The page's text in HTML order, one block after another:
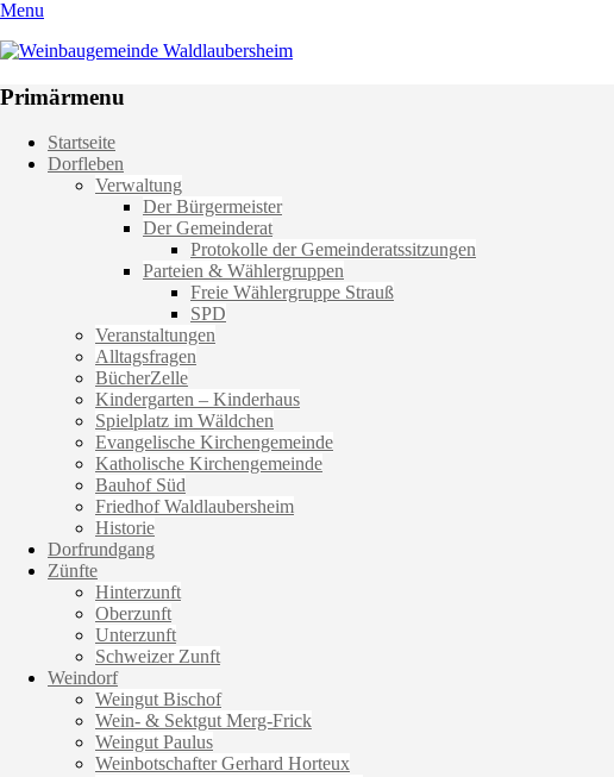
Menu
Weinbaugemeinde Waldlaubersheim
Primärmenu
Weiter
zum
Startseite
Dorfleben
Verwaltung
Der Bürgermeister
Der Gemeinderat
Protokolle der Gemeinderatssitzungen
Parteien & Wählergruppen
Freie Wählergruppe Strauß
SPD
Veranstaltungen
Alltagsfragen
BücherZelle
Kindergarten – Kinderhaus
Spielplatz im Wäldchen
Evangelische Kirchengemeinde
Katholische Kirchengemeinde
Bauhof Süd
Friedhof Waldlaubersheim
Historie
Dorfrundgang
Zünfte
Hinterzunft
Oberzunft
Unterzunft
Schweizer Zunft
Weindorf
Weingut Bischof
Wein- & Sektgut Merg-Frick
Weingut Paulus
Weinbotschafter Gerhard Horteux